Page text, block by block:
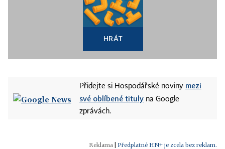
HRÁT
Přidejte si Hospodářské noviny mezi
své oblíbené tituly na Google
zprávách.
Předplatné HN+ je zcela bez reklam.